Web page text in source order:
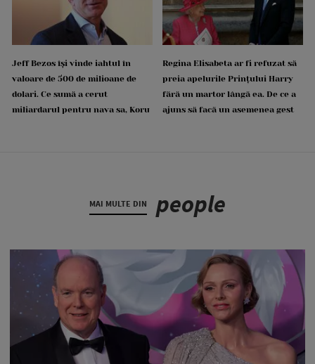
Jeff Bezos își vinde iahtul în
valoare de 500 de milioane de
dolari. Ce sumă a cerut
miliardarul pentru nava sa, Koru
Regina Elisabeta ar fi refuzat să
preia apelurile Prințului Harry
fără un martor lângă ea. De ce a
ajuns să facă un asemenea gest
MAI MULTE DIN people